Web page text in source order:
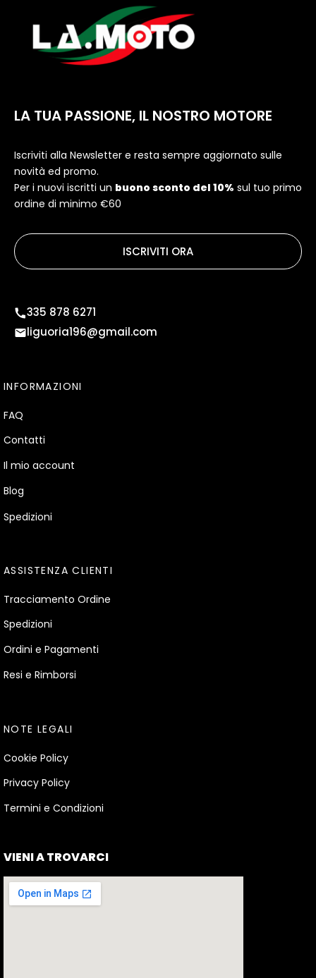
LA TUA PASSIONE, IL NOSTRO MOTORE
Iscriviti alla Newsletter e resta sempre aggiornato sulle
novità ed promo.
Per i nuovi iscritti un buono sconto del 10% sul tuo primo
ordine di minimo €60
ISCRIVITI ORA
335 878 6271
liguoria196@gmail.com
INFORMAZIONI
FAQ
Contatti
Il mio account
Blog
Spedizioni
ASSISTENZA CLIENTI
Tracciamento Ordine
Spedizioni
Ordini e Pagamenti
Resi e Rimborsi
NOTE LEGALI
Cookie Policy
Privacy Policy
Termini e Condizioni
VIENI A TROVARCI